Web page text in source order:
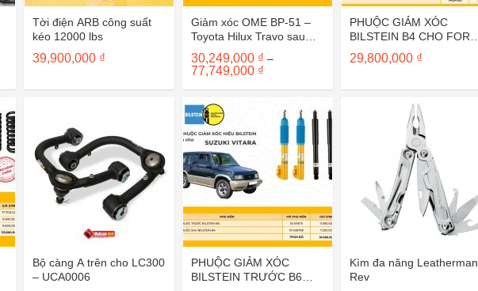
Tời điện ARB công suất
kéo 12000 lbs
39,900,000 ₫
Giảm xóc OME BP-51 –
Toyota Hilux Travo sau
2026
30,249,000 ₫ –
77,749,000 ₫
từ
77,749,000 ₫
PHUỘC GIẢM XÓC
BILSTEIN B4 CHO FORD
EXPLORER
29,800,000 ₫
Bộ càng A trên cho LC300
– UCA0006
PHUỘC GIẢM XÓC
BILSTEIN TRƯỚC B6
Kìm đa năng Leatherman
Rev